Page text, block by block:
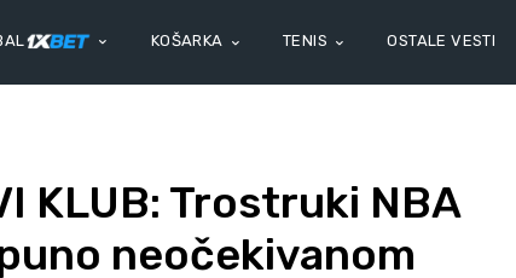
KOŠARKA TENIS OSTALE VESTI
KLUB: Trostruki NBA
neočekivanom